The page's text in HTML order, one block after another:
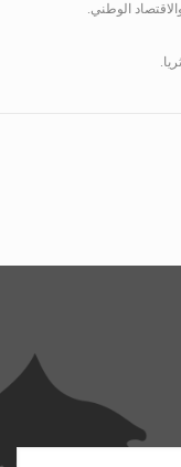
الوطني.